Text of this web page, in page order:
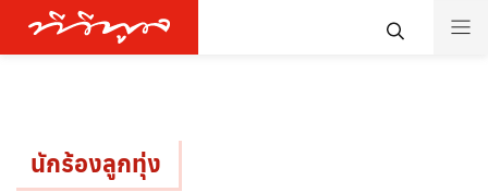
นักร้องลูกทุ่ง